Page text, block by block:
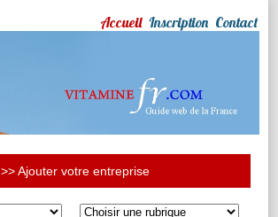
Accueil Inscription Contact
>> Ajouter votre entreprise